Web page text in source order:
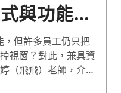
與功能的
，但許多員工仍只把
視窗？對此，兼具資
（飛飛）老師，介紹
與 Skills 等 3